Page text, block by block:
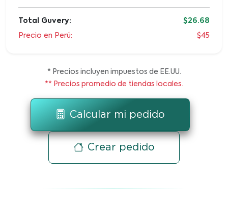
Total Guvery: $26.68
Precio en Perú: $45
* Precios incluyen impuestos de EE.UU.
** Precios promedio de tiendas locales.
Calcular mi pedido
Crear pedido